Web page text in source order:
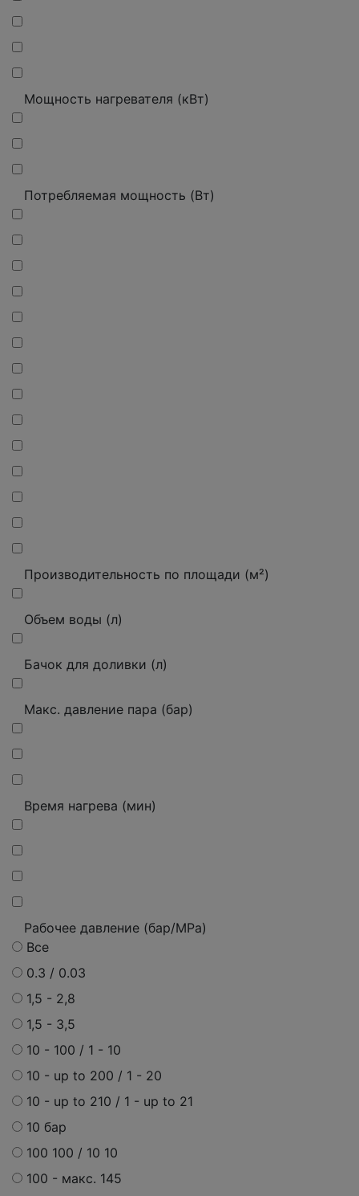
Мощность нагревателя (кВт)
Потребляемая мощность (Вт)
Производительность по площади (м²)
Объем воды (л)
Бачок для доливки (л)
Макс. давление пара (бар)
Время нагрева (мин)
Рабочее давление (бар/MPa)
Все
0.3 / 0.03
1,5 - 2,8
1,5 - 3,5
10 - 100 / 1 - 10
10 - up to 200 / 1 - 20
10 - up to 210 / 1 - up to 21
10 бар
100 100 / 10 10
100 - макс. 145